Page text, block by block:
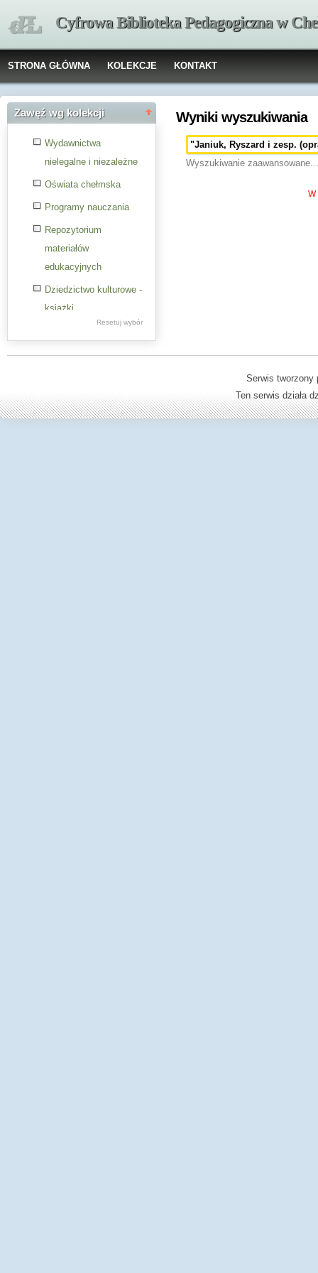
Cyfrowa Biblioteka Pedagogiczna w
STRONA GŁÓWNA KOLEKCJE KONTAKT
Zawęź wg kolekcji
Wydawnictwa
nielegalne i niezależne
Oświata chełmska
Programy nauczania
Repozytorium
materiałów
edukacyjnych
Dziedzictwo kulturowe -
książki
Resetuj wybór
Wyniki wyszukiwania
Wyszukiwanie zaawansowane...
W
Serwis
Ten serwis działa